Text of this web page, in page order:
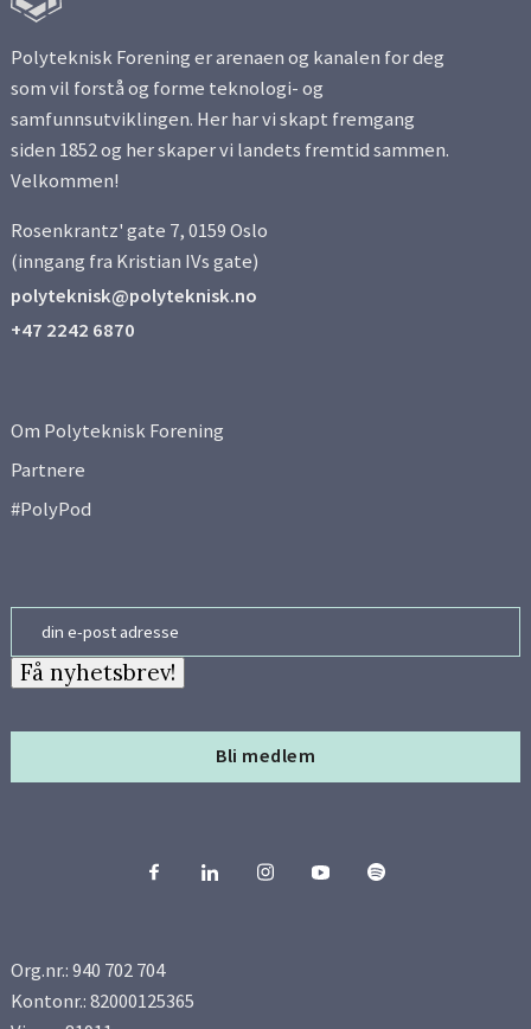
Polyteknisk Forening er arenaen og kanalen for deg
som vil forstå og forme teknologi- og
samfunnsutviklingen. Her har vi skapt fremgang
siden 1852 og her skaper vi landets fremtid sammen.
Velkommen!
Rosenkrantz' gate 7, 0159 Oslo
(inngang fra Kristian IVs gate)
polyteknisk@polyteknisk.no
+47 2242 6870
Om Polyteknisk Forening
Partnere
#PolyPod
Bli medlem
Få nyhetsbrev!
Org.nr.: 940 702 704
Kontonr.: 82000125365